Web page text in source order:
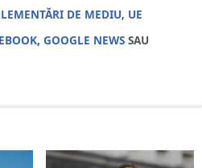
DE MEDIU, UE
,GOOGLE NEWS SAU